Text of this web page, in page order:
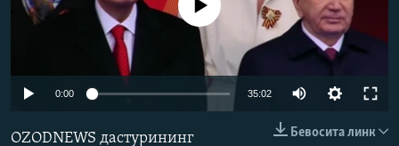
Айни дамда медиа-манба мавжуд эмас
0:00 35:02
Бевосита линк
OZODNEWS дастурининг